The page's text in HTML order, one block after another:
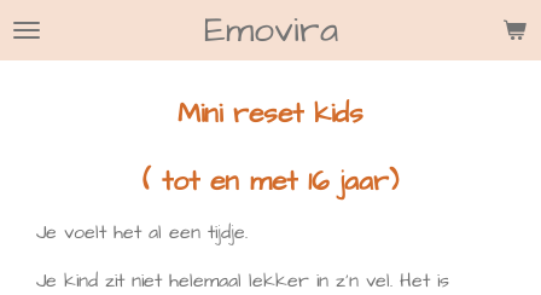
Ga
Emovira
Mini reset kids
( tot en met 16 jaar)
Je voelt het al een tijdje.
Je kind zit niet helemaal lekker in z’n vel. Het is